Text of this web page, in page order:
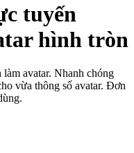
tuyến
hình tròn
avatar. Nhanh chóng
vừa thông số avatar. Đơn